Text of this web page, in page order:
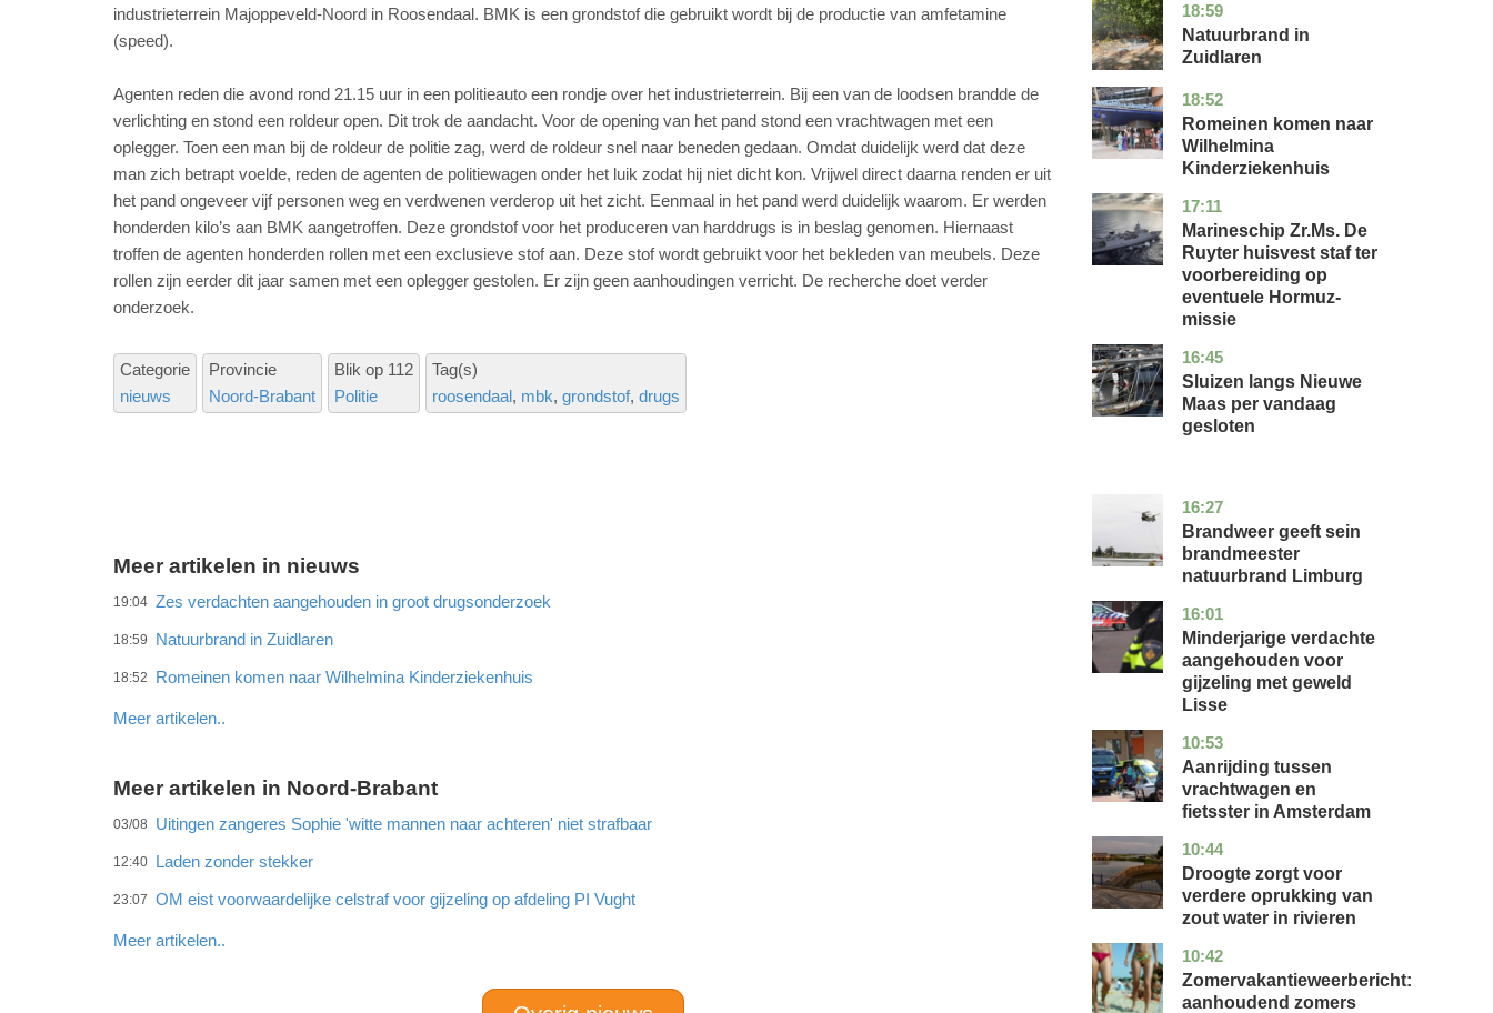
industrieterrein Majoppeveld-Noord in Roosendaal. BMK is een grondstof die gebruikt wordt bij de productie van amfetamine
(speed).
Agenten reden die avond rond 21.15 uur in een politieauto een rondje over het industrieterrein. Bij een van de loodsen brandde de
verlichting en stond een roldeur open. Dit trok de aandacht. Voor de opening van het pand stond een vrachtwagen met een
oplegger. Toen een man bij de roldeur de politie zag, werd de roldeur snel naar beneden gedaan. Omdat duidelijk werd dat deze
man zich betrapt voelde, reden de agenten de politiewagen onder het luik zodat hij niet dicht kon. Vrijwel direct daarna renden er uit
het pand ongeveer vijf personen weg en verdwenen verderop uit het zicht. Eenmaal in het pand werd duidelijk waarom. Er werden
honderden kilo’s aan BMK aangetroffen. Deze grondstof voor het produceren van harddrugs is in beslag genomen. Hiernaast
troffen de agenten honderden rollen met een exclusieve stof aan. Deze stof wordt gebruikt voor het bekleden van meubels. Deze
rollen zijn eerder dit jaar samen met een oplegger gestolen. Er zijn geen aanhoudingen verricht. De recherche doet verder
onderzoek.
Categorie
nieuws
Provincie
Noord-Brabant
Blik op 112
Politie
Tag(s)
roosendaal mbk grondstof drugs
Meer artikelen in nieuws
19:04 Zes verdachten aangehouden in groot drugsonderzoek
18:59 Natuurbrand in Zuidlaren
18:52 Romeinen komen naar Wilhelmina Kinderziekenhuis
Meer artikelen..
Meer artikelen in Noord-Brabant
03/08 Uitingen zangeres Sophie 'witte mannen naar achteren' niet strafbaar
12:40 Laden zonder stekker
23:07 OM eist voorwaardelijke celstraf voor gijzeling op afdeling PI Vught
Meer artikelen..
18:59
drenthe
nieuws
Natuurbrand in
Zuidlaren
18:52
utrecht
nieuws
Romeinen komen naar
Wilhelmina
Kinderziekenhuis
17:11
zuid-
holland
nieuws
Marineschip Zr.Ms. De
Ruyter huisvest staf ter
voorbereiding op
eventuele Hormuz-
missie
16:45
zuid-
holland
nieuws
Sluizen langs Nieuwe
Maas per vandaag
gesloten
16:27
limburg
nieuws
Brandweer geeft sein
brandmeester
natuurbrand Limburg
16:01
zuid-
holland
nieuws
Minderjarige verdachte
aangehouden voor
gijzeling met geweld
Lisse
10:53
noord-
holland
nieuws
Aanrijding tussen
vrachtwagen en
fietsster in Amsterdam
10:44
gelderland
nieuws
Droogte zorgt voor
verdere oprukking van
zout water in rivieren
10:42
utrecht
nieuws
Zomervakantieweerbericht:
aanhoudend zomers